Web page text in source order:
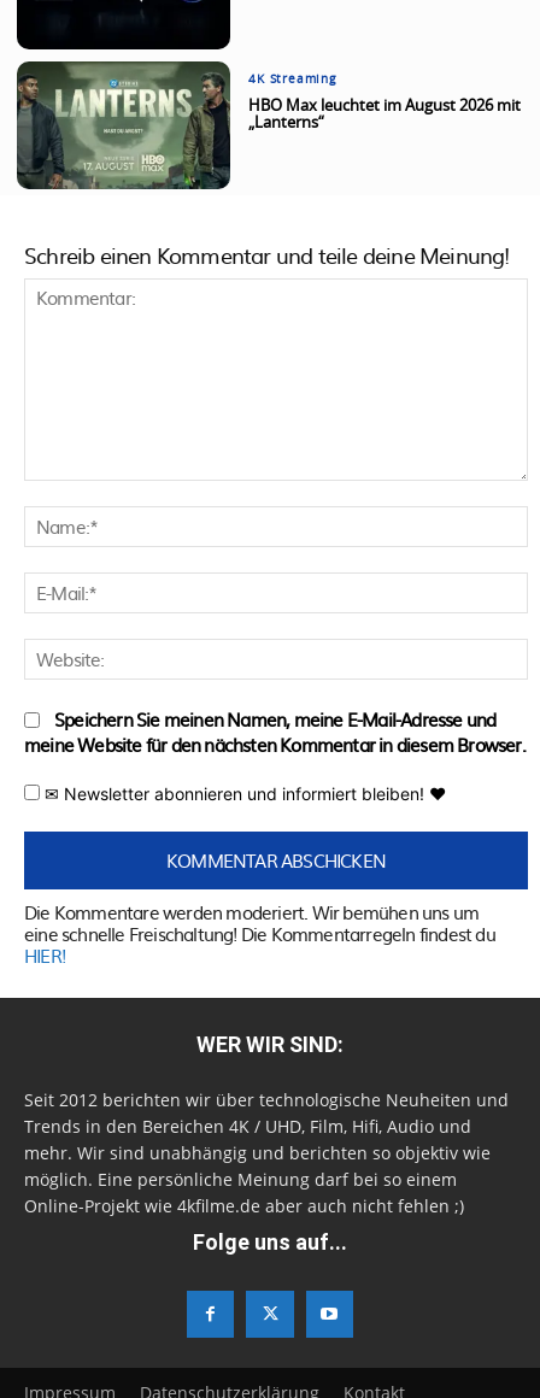
4K Streaming
HBO Max leuchtet im August 2026 mit
„Lanterns“
Schreib einen Kommentar und teile deine Meinung!
Speichern Sie meinen Namen, meine E-Mail-Adresse und
meine Website für den nächsten Kommentar in diesem Browser.
✉ Newsletter abonnieren und informiert bleiben! ♥
Die Kommentare werden moderiert. Wir bemühen uns um
eine schnelle Freischaltung! Die Kommentarregeln findest du
HIER!
WER WIR SIND:
Seit 2012 berichten wir über technologische Neuheiten und
Trends in den Bereichen 4K / UHD, Film, Hifi, Audio und
mehr. Wir sind unabhängig und berichten so objektiv wie
möglich. Eine persönliche Meinung darf bei so einem
Online-Projekt wie 4kfilme.de aber auch nicht fehlen ;)
Folge uns auf...
Impressum Datenschutzerklärung Kontakt